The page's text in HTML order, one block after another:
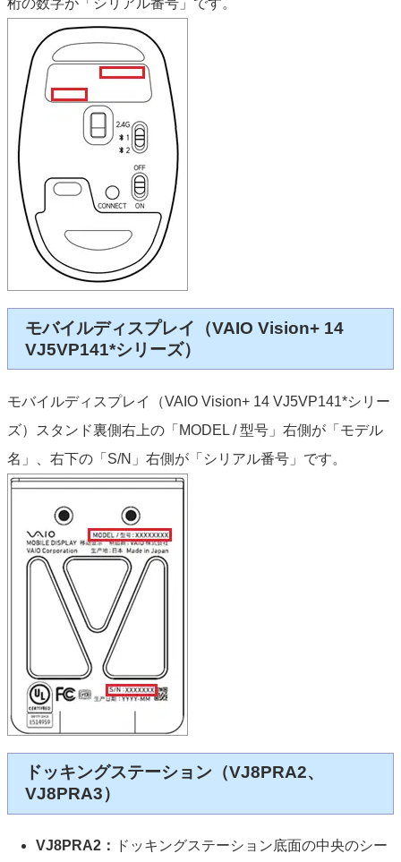
桁の数字が「シリアル番号」です。
モバイルディスプレイ（VAIO Vision+ 14
VJ5VP141*シリーズ）
モバイルディスプレイ（VAIO Vision+ 14 VJ5VP141*シリー
ズ）スタンド裏側右上の「MODEL / 型号」右側が「モデル
名」、右下の「S/N」右側が「シリアル番号」です。
ドッキングステーション（VJ8PRA2、
VJ8PRA3）
VJ8PRA2：
ドッキングステーション底面の中央のシー